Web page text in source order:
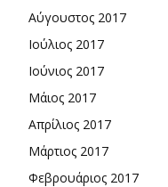
Αύγουστος 2017
Ιούλιος 2017
Ιούνιος 2017
Μάιος 2017
Απρίλιος 2017
Μάρτιος 2017
Φεβρουάριος 2017